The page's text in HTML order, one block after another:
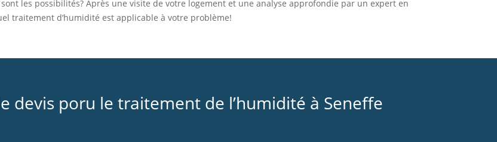
les possibilités? Après une visite de votre logement et une analyse approfondie par un expert en
traitement d’humidité est applicable à votre problème!
devis poru le traitement de l’humidité à Seneffe